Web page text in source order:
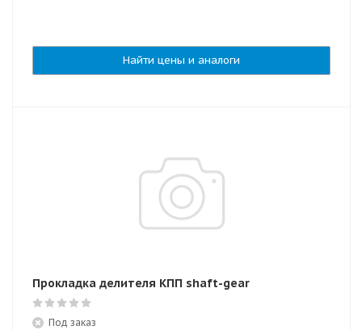
Найти цены и аналоги
Прокладка делителя КПП shaft-gear
Под заказ